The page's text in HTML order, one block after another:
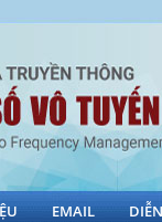
EMAIL